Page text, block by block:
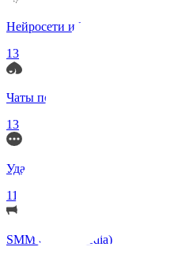
Нейросети и ИИ
13
Чаты по интересам
13
Удаленка (Работа)
11
SMM (Social Media)